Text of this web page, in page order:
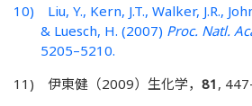
10) Liu, Y., Kern, J.T., Walker, J.R.,
& Luesch, H. (2007) Proc. Natl.
5205–5210.
11) 伊東健（2009）生化学， 81 ,